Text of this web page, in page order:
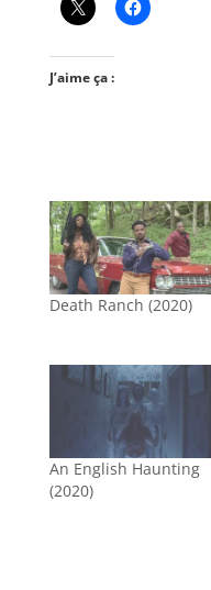
J’aime ça :
Death Ranch (2020)
An English Haunting
(2020)